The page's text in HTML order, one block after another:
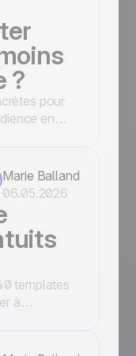
?
pour
en
Marie Balland
06.05.2026
templates
à